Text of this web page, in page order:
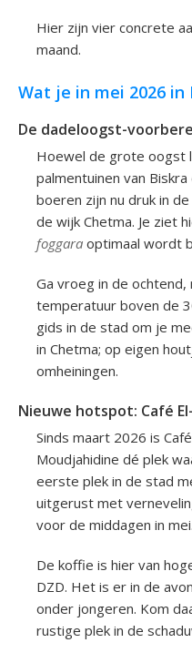
Hier zijn vier concrete
maand.
Wat je in mei 2026
De dadeloogst-
Hoewel de grote oogst
palmentuinen van
boeren zijn nu druk in
de wijk Chetma. Je ziet
foggara optimaal wordt
Ga vroeg in de
temperatuur boven de
gids in de stad om je
in Chetma; op eigen
omheiningen.
Nieuwe hotspot: Café
Sinds maart 2026 is
Moudjahidine dé plek
eerste plek in de stad
uitgerust met
voor de middagen in mei.
De koffie is hier van
DZD. Het is er in de
onder jongeren. Kom
rustige plek in de